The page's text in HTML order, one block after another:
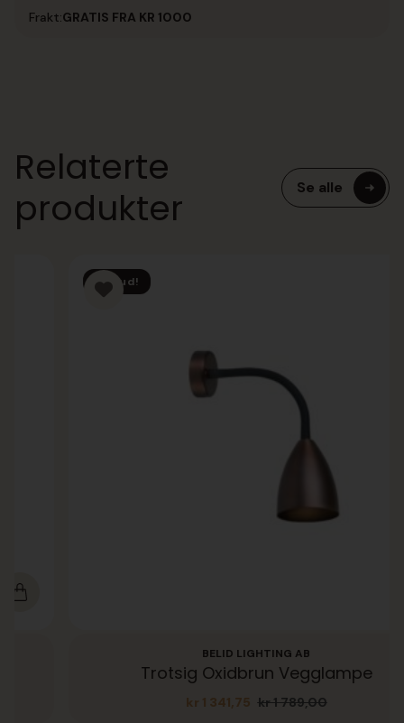
Frakt:GRATIS FRA KR 1000
Relaterte
produkter
Se alle
Tilbud!
BELID LIGHTING AB
Trotsig Oxidbrun Vegglampe
kr 1 789,00
Opprinnelig
1 341,75 Nåværende